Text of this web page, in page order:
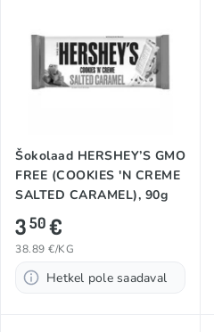
Šokolaad HERSHEY’S GMO
FREE (COOKIES 'N CREME
SALTED CARAMEL), 90g
350€
38.89 €/KG
Hetkel pole saadaval